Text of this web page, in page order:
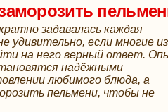
задавалась каждая
удивительно, если многие из
на него верный ответ.
надёжными
любимого блюда, а
пельмени, чтобы не